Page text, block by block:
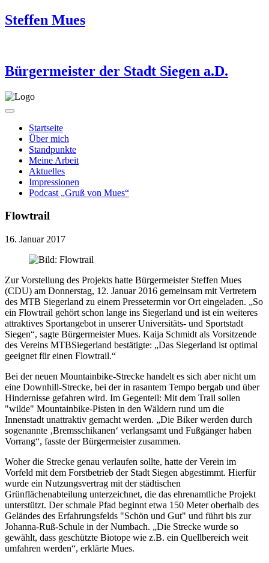
Steffen Mues
Bürgermeister der Stadt Siegen a.D.
Startseite
Über mich
Standpunkte
Meine Arbeit
Aktuelles
Impressionen
Podcast „Gruß von Mues“
Flowtrail
16. Januar 2017
Zur Vorstellung des Projekts hatte Bürgermeister Steffen Mues
(CDU) am Donnerstag, 12. Januar 2016 gemeinsam mit Vertretern
des MTB Siegerland zu einem Pressetermin vor Ort eingeladen. „So
ein Flowtrail gehört schon lange ins Siegerland und ist ein weiteres
attraktives Sportangebot in unserer Universitäts- und Sportstadt
Siegen“, sagte Bürgermeister Mues. Kaija Schmidt als Vorsitzende
des Vereins MTBSiegerland bestätigte: „Das Siegerland ist optimal
geeignet für einen Flowtrail.“
Bei der neuen Mountainbike-Strecke handelt es sich aber nicht um
eine Downhill-Strecke, bei der in rasantem Tempo bergab und über
Hindernisse gefahren wird. Im Gegenteil: Mit dem Trail sollen
"wilde" Mountainbike-Pisten in den Wäldern rund um die
Innenstadt unattraktiv gemacht werden. „Die Biker werden durch
sogenannte ‚Bremsschikanen‘ verlangsamt und Fußgänger haben
Vorrang“, fasste der Bürgermeister zusammen.
Woher die Strecke genau verlaufen sollte, hatte der Verein im
Vorfeld mit dem Forstbetrieb der Stadt Siegen abgestimmt. Hierfür
wurde ein Nutzungsvertrag mit der städtischen
Grünflächenabteilung unterzeichnet, die das ehrenamtliche Projekt
unterstützt. Der schmale Pfad beginnt etwa 150 Meter oberhalb des
Geländes des Erfahrungsfelds "Schön und Gut" und führt bis zur
Johanna-Ruß-Schule in der Numbach. „Die Strecke wurde so
gewählt, dass geschützte Biotope wie z.B. ein Quellbereich weit
umfahren werden“, erklärte Mues.